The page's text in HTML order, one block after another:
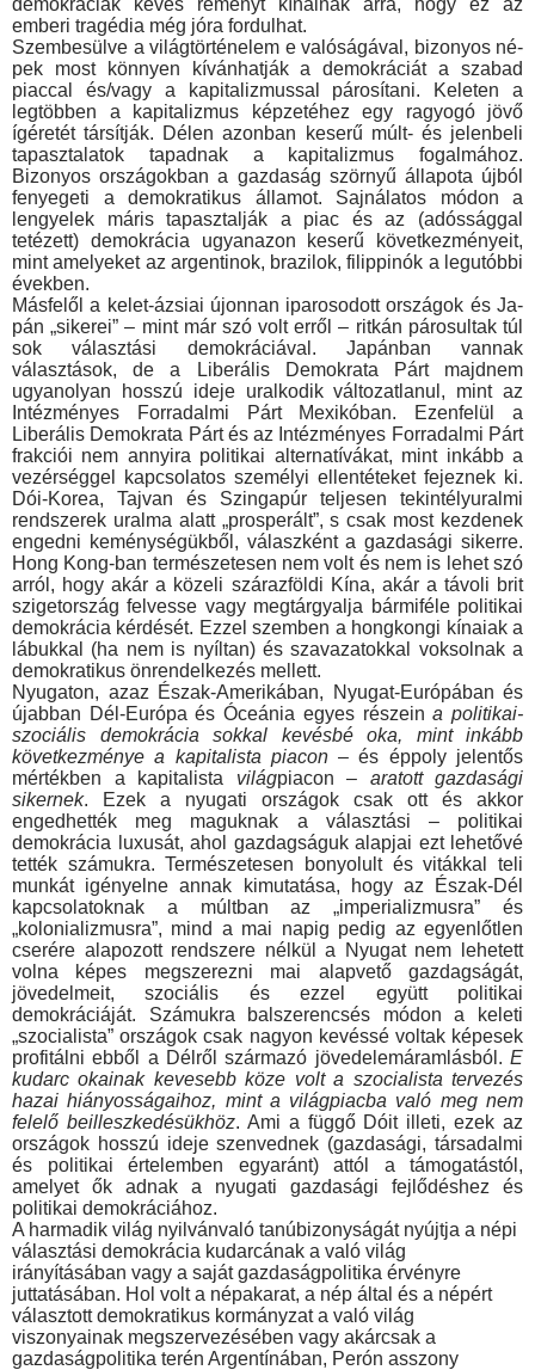
demokráciák kevés reményt kínálnak arra, hogy ez az
emberi tragédia még jóra fordulhat.
Szembesülve a világtörténelem e valóságával, bizonyos né­
pek most könnyen kívánhatják a demokráciát a szabad
piaccal és/vagy a kapitalizmussal párosítani. Keleten a
legtöbben a ka­pitalizmus képzetéhez egy ragyogó jövő
ígéretét társítják. Délen azonban keserű múlt- és jelenbeli
tapasztalatok tapadnak a ka­pitalizmus fogalmához.
Bizonyos országokban a gazdaság ször­nyű állapota újból
fenyegeti a demokratikus államot. Sajnálatos módon a
lengyelek máris tapasztalják a piac és az (adóssággal
tetézett) demokrácia ugyanazon keserű következményeit,
mint amelyeket az argentinok, brazilok, filippinók a legutóbbi
évek­ben.
Másfelől a kelet-ázsiai újonnan iparosodott országok és Ja­
pán „sikerei” – mint már szó volt erről – ritkán párosultak túl
sok választási demokráciával. Japánban vannak
választások, de a Liberális Demokrata Párt majdnem
ugyanolyan hosszú ide­je uralkodik változatlanul, mint az
Intézményes Forradalmi Párt Mexikóban. Ezenfelül a
Liberális Demokrata Párt és az Intéz­ményes Forradalmi Párt
frakciói nem annyira politikai alternatí­vákat, mint inkább a
vezérséggel kapcsolatos személyi ellenté­teket fejeznek ki.
Dói-Korea, Tajvan és Szingapúr teljesen tekintélyuralmi
rendszerek uralma alatt „prosperált”, s csak most kezdenek
engedni keménységükből, válaszként a gazdasági si­kerre.
Hong Kong-ban természetesen nem volt és nem is lehet szó
arról, hogy akár a közeli szárazföldi Kína, akár a távoli brit
szigetország felvesse vagy megtárgyalja bármiféle politikai
de­mokrácia kérdését. Ezzel szemben a hongkongi kínaiak a
lá­bukkal (ha nem is nyíltan) és szavazatokkal voksolnak a
de­mokratikus önrendelkezés mellett.
Nyugaton, azaz Észak-Amerikában, Nyugat-Európában és
újabban Dél-Európa és Óceánia egyes részeina politikai-
szo­ciális demokrácia sokkal kevésbé oka, mint inkább
követ­kezménye a kapitalista piacon– és éppoly jelentős
mértékben a kapitalista világpiacon – aratott gazdasági
sikernek. Ezek a nyugati országok csak ott és akkor
engedhették meg maguknak a választási – politikai
demokrácia luxusát, ahol gazdagságuk alapjai ezt lehetővé
tették számukra. Természetesen bonyolult és vitákkal teli
munkát igényelne annak kimutatása, hogy az Észak-Dél
kapcsolatoknak a múltban az „imperializmusra” és
„kolonializmusra”, mind a mai napig pedig az egyenlőtlen
cse­rére alapozott rendszere nélkül a Nyugat nem lehetett
volna ké­pes megszerezni mai alapvető gazdagságát,
jövedelmeit, szo­ciális és ezzel együtt politikai
demokráciáját. Számukra balsze­rencsés módon a keleti
„szocialista” országok csak nagyon kevéssé voltak képesek
profitálni ebből a Délről származó jö­vedelemáramlásból. E
kudarc okainak kevesebb köze volt a szocialista tervezés
hazai hiányosságaihoz, mint a világpiacba való meg nem
felelő beilleszkedésükhöz. Ami a függő Dóit illeti, ezek az
országok hosszú ideje szenvednek (gazdasági, társa­dalmi
és politikai értelemben egyaránt) attól a támogatástól,
amelyet ők adnak a nyugati gazdasági fejlődéshez és
politikai demokráciához.
A harmadik világ nyilvánvaló tanúbizonyságát nyújtja a népi
választási demokrácia kudarcának a való világ
irányításában vagy a saját gazdaságpolitika érvényre
juttatásában. Hol volt a népakarat, a nép által és a népért
választott demokratikus kor­mányzat a való világ
viszonyainak megszervezésében vagy akárcsak a
gazdaságpolitika terén Argentínában, Perón asszony